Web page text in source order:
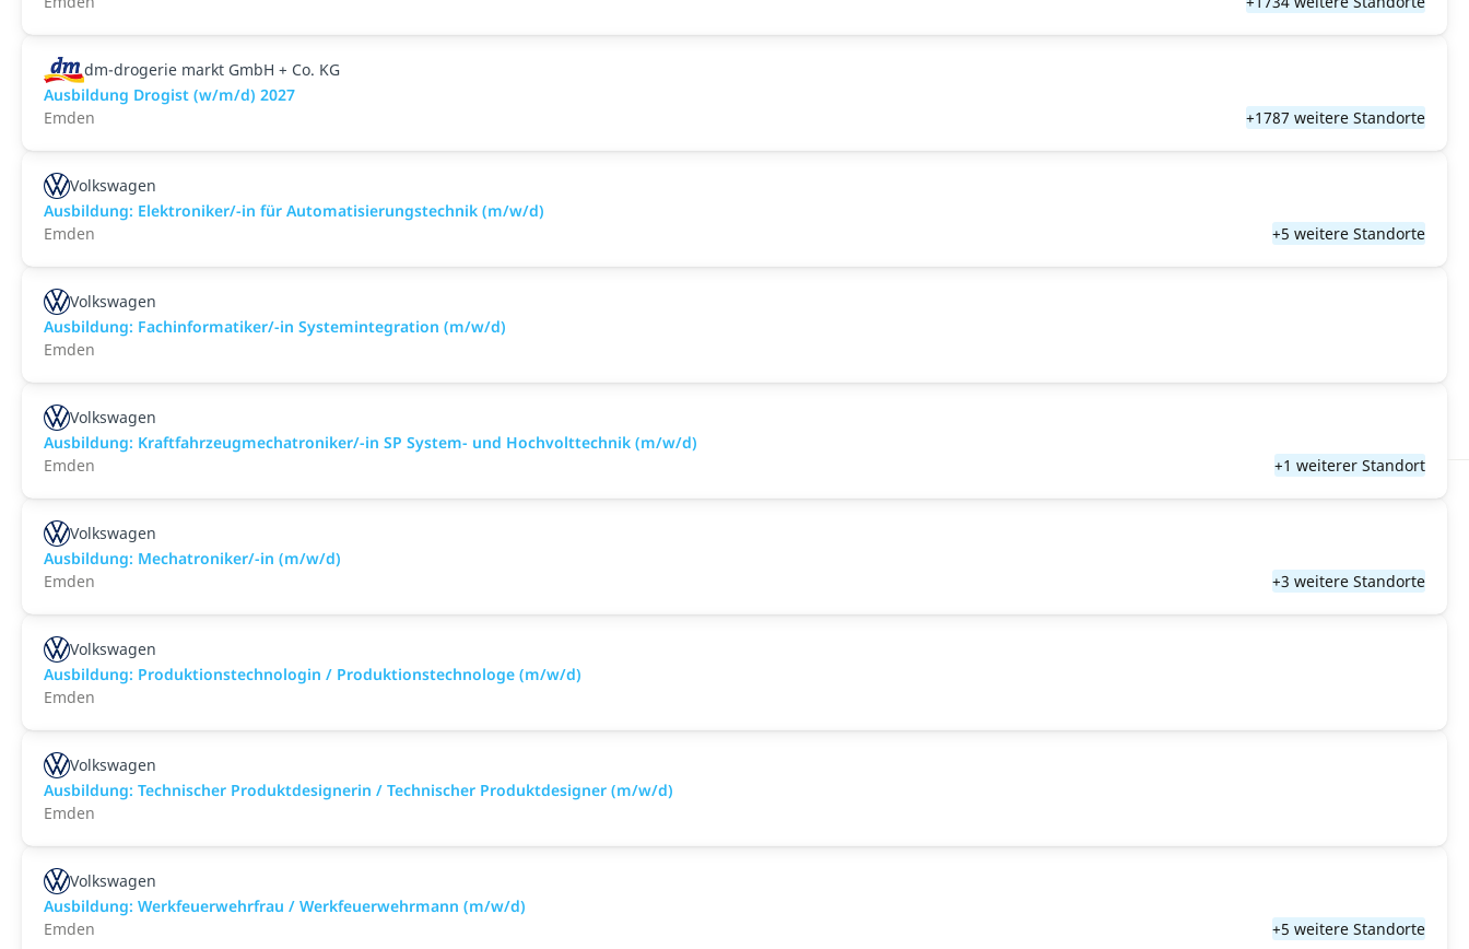
dm-drogerie markt GmbH + Co. KG
Ausbildung Drogist (w/m/d) 2027
Emden
+1787 weitere Standorte
Volkswagen
Ausbildung: Elektroniker/-in für Automatisierungstechnik (m/w/d)
Emden
+5 weitere Standorte
Volkswagen
Ausbildung: Fachinformatiker/-in Systemintegration (m/w/d)
Emden
Volkswagen
Ausbildung: Kraftfahrzeugmechatroniker/-in SP System- und Hochvolttechnik (m/w/d)
Emden
+1 weiterer Standort
Volkswagen
Ausbildung: Mechatroniker/-in (m/w/d)
Emden
+3 weitere Standorte
Volkswagen
Ausbildung: Produktionstechnologin / Produktionstechnologe (m/w/d)
Emden
Volkswagen
Ausbildung: Technischer Produktdesignerin / Technischer Produktdesigner (m/w/d)
Emden
Volkswagen
Ausbildung: Werkfeuerwehrfrau / Werkfeuerwehrmann (m/w/d)
Emden
+5 weitere Standorte